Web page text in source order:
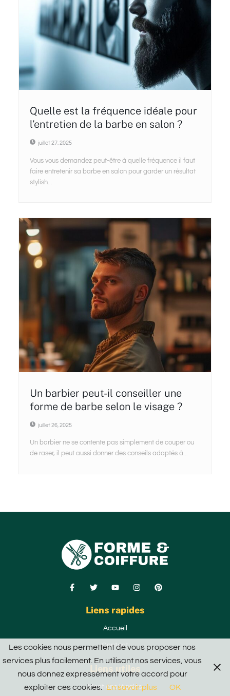
Quelle est la fréquence idéale pour
l’entretien de la barbe en salon ?
juillet 27, 2025
Vous vous demandez peut-être à quelle fréquence il faut
faire entretenir sa barbe en salon pour garder un résultat
stylish...
Un barbier peut-il conseiller une
forme de barbe selon le visage ?
juillet 26, 2025
Un barbier ne se contente pas simplement de couper ou
de raser, il peut aussi donner des conseils adaptés à...
F
a
k
-
T
w
t
Y
t
u
e
I
n
t
a
a
m
P
i
s
t
Liens rapides
Accueil
Contact
Liens utiles
Mentions légales
Les cookies nous permettent de vous proposer nos
services plus facilement. En utilisant nos services, vous
nous donnez expressément votre accord pour
exploiter ces cookies. En savoir plus OK